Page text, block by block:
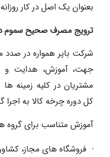
بعنوان یک اصل در کار
ترویج مصرف صحیح سموم
شرکت بایر همواره در
جهت، آموزش، هدایت و
مشتریان در کلیه زمینه
کل دوره چرخه کالا به اجرا
آموزش متناسب برای
فروشگاه های مجاز،